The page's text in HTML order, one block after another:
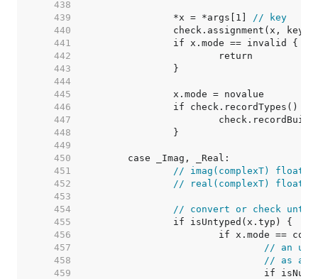
   438
   439
		*x = *args[1]
// key
   440
   441
   442
   443
   444
   445
   446
   447
   448
   449
   450
   451
// imag(complexT) floatT
   452
// real(complexT) floatT
   453
   454
// convert or check
   455
   456
   457
// an
   458
// as a
   459